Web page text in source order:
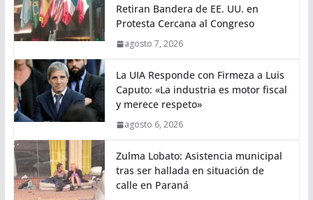
Retiran Bandera de EE. UU. en
Protesta Cercana al Congreso
agosto 7, 2026
La UIA Responde con Firmeza a Luis
Caputo: «La industria es motor fiscal
y merece respeto»
agosto 6, 2026
Zulma Lobato: Asistencia municipal
tras ser hallada en situación de
calle en Paraná